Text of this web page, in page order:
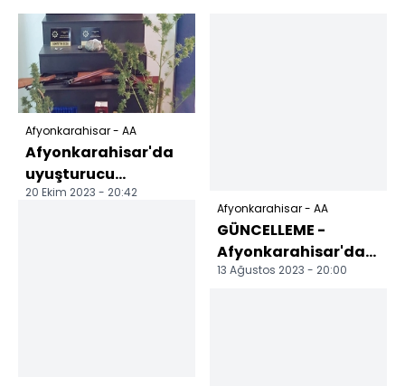
Afyonkarahisar - AA
Afyonkarahisar'da
uyuşturucu
operasyonunda 8
20 Ekim 2023 - 20:42
Afyonkarahisar - AA
GÜNCELLEME -
Afyonkarahisar'da
çıkan orman
13 Ağustos 2023 - 20:00